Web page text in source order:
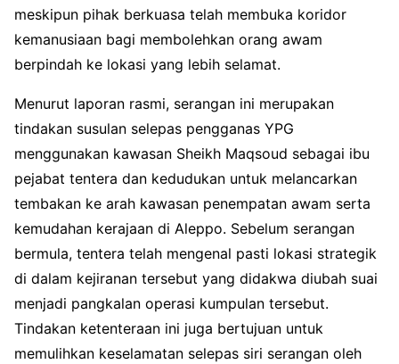
meskipun pihak berkuasa telah membuka koridor
kemanusiaan bagi membolehkan orang awam
berpindah ke lokasi yang lebih selamat.
Menurut laporan rasmi, serangan ini merupakan
tindakan susulan selepas pengganas YPG
menggunakan kawasan Sheikh Maqsoud sebagai ibu
pejabat tentera dan kedudukan untuk melancarkan
tembakan ke arah kawasan penempatan awam serta
kemudahan kerajaan di Aleppo. Sebelum serangan
bermula, tentera telah mengenal pasti lokasi strategik
di dalam kejiranan tersebut yang didakwa diubah suai
menjadi pangkalan operasi kumpulan tersebut.
Tindakan ketenteraan ini juga bertujuan untuk
memulihkan keselamatan selepas siri serangan oleh